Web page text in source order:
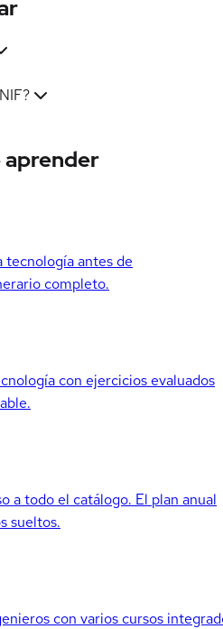
tecnología antes de
completo.
con ejercicios evaluados
a todo el catálogo. El plan anual
sueltos.
con varios cursos